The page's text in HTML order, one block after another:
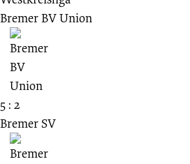
Bremer BV Union
5 : 2
Bremer SV